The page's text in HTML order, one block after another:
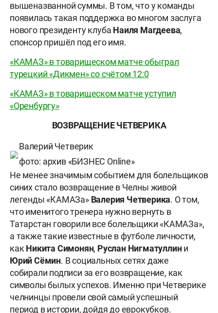
вышеназванной суммы. В том, что у команды
появилась такая поддержка во многом заслуга
нового президенту клуба Наиля Магдеева,
спонсор пришёл под его имя.
«КАМАЗ» в товарищеском матче обыграл
турецкий «Дикмен» со счётом 12:0
«КАМАЗ» в товарищеском матче уступил
«Оренбургу»
ВОЗВРАЩЕНИЕ ЧЕТВЕРИКА
Валерий Четверик
фото: архив «БИЗНЕС Online»
Не менее значимым событием для болельщиков
синих стало возвращение в Челны живой
легенды «КАМАЗа» Валерия Четверика. О том,
что именитого тренера нужно вернуть в
Татарстан говорили все болельщики «КАМАЗа»,
а также такие известные в футболе личности,
какНикита Симонян, Руслан Нигматуллини
Юрий Сёмин. В социальных сетях даже
собирали подписи за его возвращение, как
символы былых успехов. Именно при Четверике
челнинцы провели свой самый успешный
период в истории, дойдя до еврокубков.